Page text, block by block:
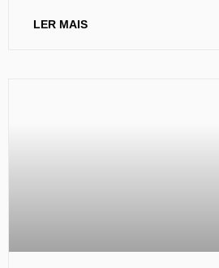
LER MAIS